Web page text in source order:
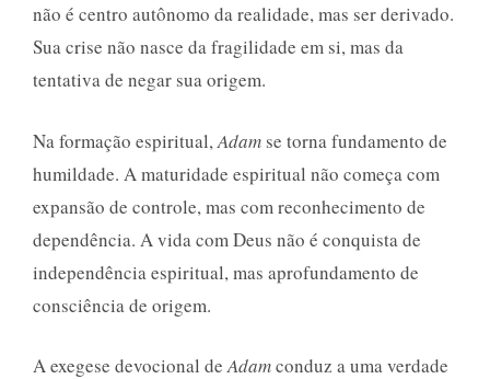
não é centro autônomo da realidade, mas ser derivado.
Sua crise não nasce da fragilidade em si, mas da
tentativa de negar sua origem.
Na formação espiritual, Adam se torna fundamento de
humildade. A maturidade espiritual não começa com
expansão de controle, mas com reconhecimento de
dependência. A vida com Deus não é conquista de
independência espiritual, mas aprofundamento de
consciência de origem.
A exegese devocional deAdamconduz a uma verdade